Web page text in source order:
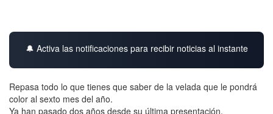
🔔 Activa las notificaciones para recibir noticias al instante
Repasa todo lo que tienes que saber de la velada que le pondrá
color al sexto mes del año.
Ya han pasado dos años desde su última presentación.